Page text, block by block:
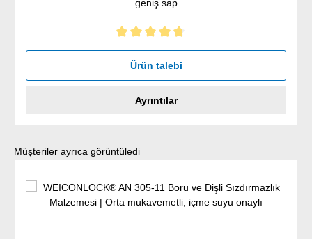
geniş sap
5 yıldız üzerinden 4.75 ortalama puanı
Ürün talebi
Ayrıntılar
Ürün galerisini atla
Müşteriler ayrıca görüntüledi